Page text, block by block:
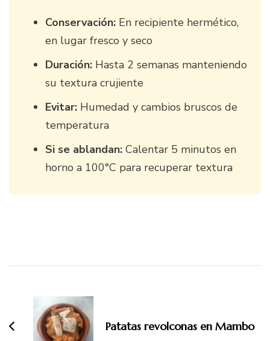
Conservación: En recipiente hermético,
en lugar fresco y seco
Duración: Hasta 2 semanas manteniendo
su textura crujiente
Evitar: Humedad y cambios bruscos de
temperatura
Si se ablandan: Calentar 5 minutos en
horno a 100°C para recuperar textura
entradas
Patatas revolconas en Mambo